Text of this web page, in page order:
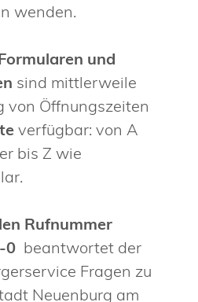
wenden.
und
sind mittlerweile
von Öffnungszeiten
verfügbar: von A
bis Z wie
Rufnummer
0 beantwortet der
Fragen zu
Neuenburg am